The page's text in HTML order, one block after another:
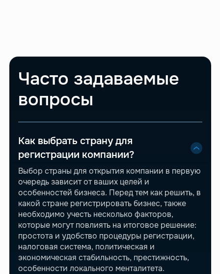
Часто задаваемые
вопросы
Как выбрать страну для
регистрации компании?
Выбор страны для открытия компании в первую
очередь зависит от ваших целей и
особенностей бизнеса. Перед тем как решить, в
какой стране регистрировать бизнес, также
необходимо учесть несколько факторов,
которые могут повлиять на итоговое решение:
простота и удобство процедуры регистрации,
налоговая система, политическая и
экономическая стабильность, престижность,
особенности локального менталитета.